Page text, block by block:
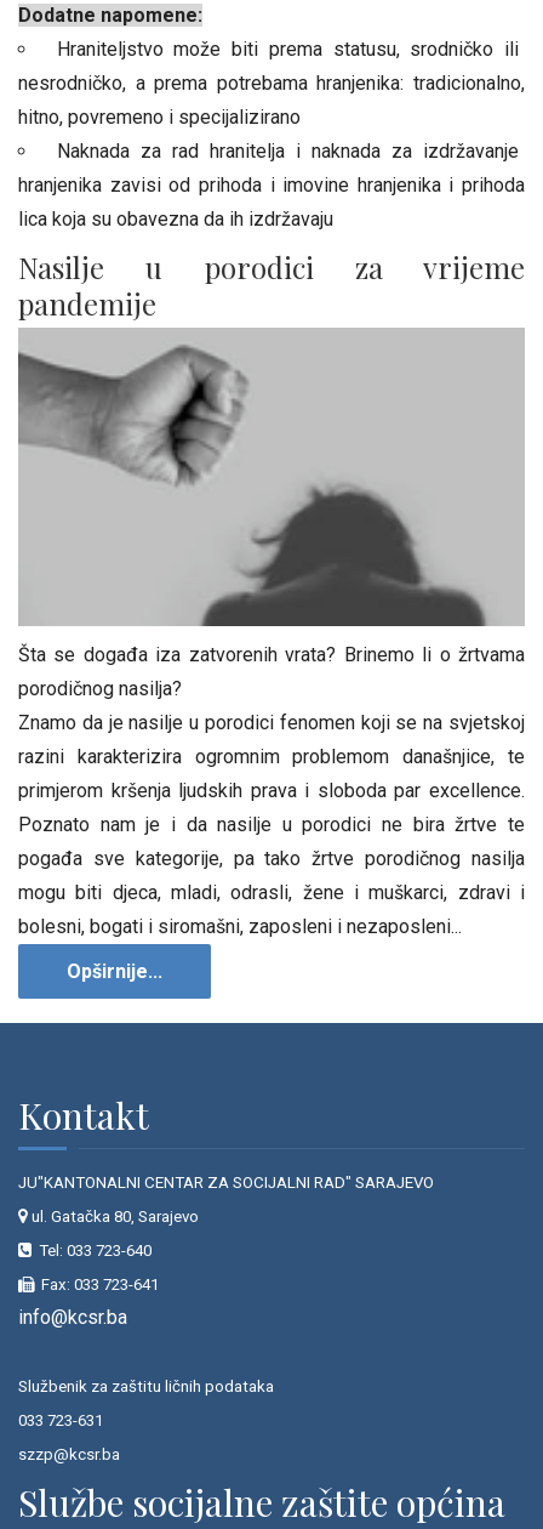
Dodatne napomene:
Hraniteljstvo može biti prema statusu, srodničko ili
nesrodničko, a prema potrebama hranjenika: tradicionalno,
hitno, povremeno i specijalizirano
Naknada za rad hranitelja i naknada za izdržavanje
hranjenika zavisi od prihoda i imovine hranjenika i prihoda
lica koja su obavezna da ih izdržavaju
Nasilje u porodici za vrijeme
pandemije
Šta se događa iza zatvorenih vrata? Brinemo li o žrtvama
porodičnog nasilja?
Znamo da je nasilje u porodici fenomen koji se na svjetskoj
razini karakterizira ogromnim problemom današnjice, te
primjerom kršenja ljudskih prava i slobodapar excellence.
Poznato nam je i da nasilje u porodici ne bira žrtve te
pogađa sve kategorije, pa tako žrtve porodičnog nasilja
mogu biti djeca, mladi, odrasli, žene i muškarci, zdravi i
bolesni, bogati i siromašni, zaposleni i nezaposleni...
Opširnije...
Kontakt
JU"KANTONALNI CENTAR ZA SOCIJALNI RAD" SARAJEVO
ul. Gatačka 80, Sarajevo
Tel: 033 723-640
Fax: 033 723-641
info@kcsr.ba
Službenik za zaštitu ličnih podataka
033 723-631
szzp@kcsr.ba
Službe socijalne zaštite općina